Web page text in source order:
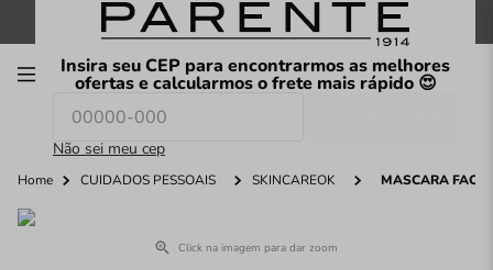
FRETE GRÁTIS nas compras a partir de R$199
Insira seu CEP para encontrarmos as melhores
ofertas e calcularmos o frete mais rápido 😍
Não sei meu cep
O que você procura hoje?
Home CUIDADOS PESSOAIS SKINCAREOK MÁSCARA
Click na imagem para dar zoom